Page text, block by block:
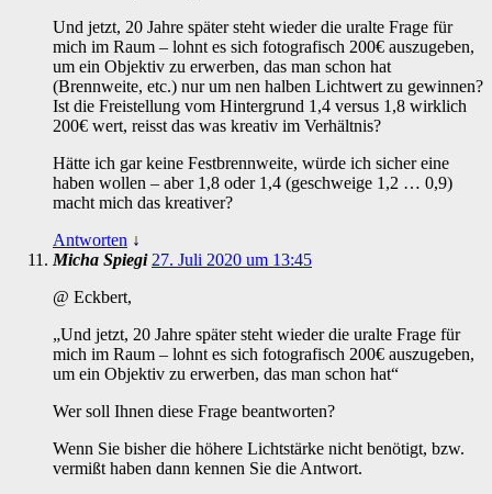
Und jetzt, 20 Jahre später steht wieder die uralte Frage für
mich im Raum – lohnt es sich fotografisch 200€ auszugeben,
um ein Objektiv zu erwerben, das man schon hat
(Brennweite, etc.) nur um nen halben Lichtwert zu gewinnen?
Ist die Freistellung vom Hintergrund 1,4 versus 1,8 wirklich
200€ wert, reisst das was kreativ im Verhältnis?
Hätte ich gar keine Festbrennweite, würde ich sicher eine
haben wollen – aber 1,8 oder 1,4 (geschweige 1,2 … 0,9)
macht mich das kreativer?
Antworten ↓
Micha Spiegi 27. Juli 2020 um 13:45
@ Eckbert,
„Und jetzt, 20 Jahre später steht wieder die uralte Frage für
mich im Raum – lohnt es sich fotografisch 200€ auszugeben,
um ein Objektiv zu erwerben, das man schon hat“
Wer soll Ihnen diese Frage beantworten?
Wenn Sie bisher die höhere Lichtstärke nicht benötigt, bzw.
vermißt haben dann kennen Sie die Antwort.